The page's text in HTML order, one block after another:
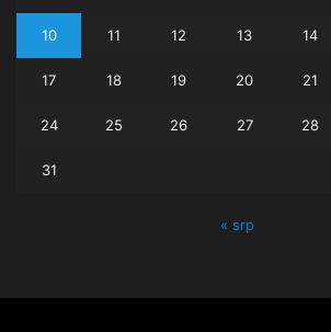
10 11 12 13 14
17 18 19 20 21
24 25 26 27 28
31
« srp